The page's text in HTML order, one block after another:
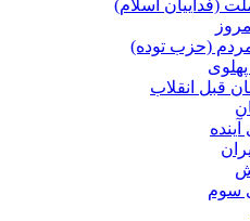
(فداییان اسلام)
مردم (حزب توده)
قبل انقلاب
سوم